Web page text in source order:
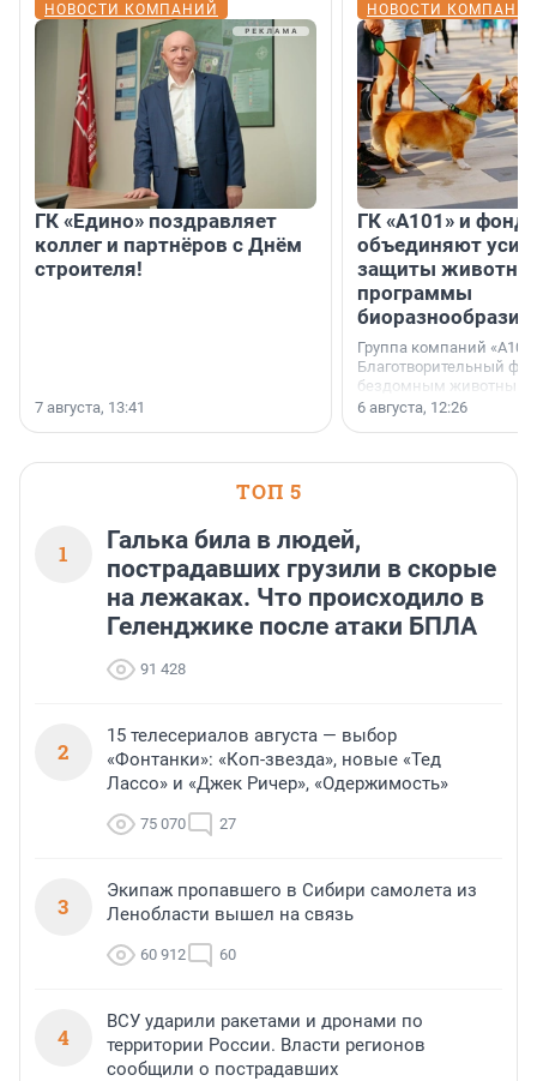
НОВОСТИ КОМПАНИЙ
ГК «Едино» поздравляет
коллег и партнёров с Днём
строителя!
7 августа, 13:41
НОВОСТИ
ГК «А101» и фонд
объединяют
защиты
программы
биоразнообразия
Группа компаний
Благотворительный
бездомным животным
заключили соглашение
6 августа, 12:26
ТОП 5
1
Галька била в людей,
пострадавших грузили в скорые
на лежаках. Что происходило в
Геленджике после атаки БПЛА
91 428
2
15 телесериалов августа — выбор
«Фонтанки»: «Коп-звезда», новые «Тед
Лассо» и «Джек Ричер», «Одержимость»
75 070 27
3
Экипаж пропавшего в Сибири самолета из
Ленобласти вышел на связь
60 912 60
4
ВСУ ударили ракетами и дронами по
территории России. Власти регионов
сообщили о пострадавших